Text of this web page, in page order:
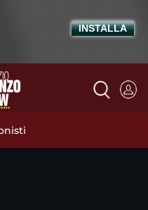
INSTALLA